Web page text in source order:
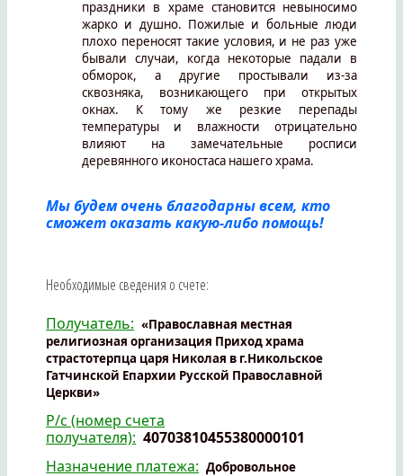
праздники в храме становится невыносимо
жарко и душно. Пожилые и больные люди
плохо переносят такие условия, и не раз уже
бывали случаи, когда некоторые падали в
обморок, а другие простывали из-за
сквозняка, возникающего при открытых
окнах. К тому же резкие перепады
температуры и влажности отрицательно
влияют на замечательные росписи
деревянного иконостаса нашего храма.
Мы будем очень благодарны всем, кто
сможет оказать какую-либо помощь!
Необходимые сведения о счете:
Получатель: «Православная местная
религиозная организация Приход храма
страстотерпца царя Николая в г.Никольское
Гатчинской Епархии Русской Православной
Церкви»
Р/с (номер счета
получателя): 40703810455380000101
Назначение платежа: Добровольное